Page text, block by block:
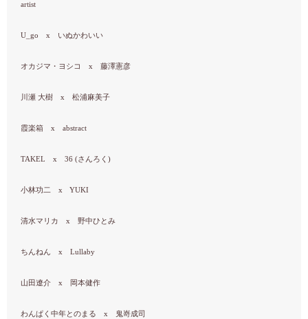
artist
U_go x いぬかわいい
オカジマ・ヨシコ x 藤澤憲彦
川瀬 大樹 x 松浦麻美子
霞楽箱 x abstract
TAKEL x 36 (さんろく)
小林功二 x YUKI
清水マリカ x 野中ひとみ
ちんねん x Lullaby
山田遼介 x 岡本健作
わんぱく中年とのまる x 鬼嵜成司